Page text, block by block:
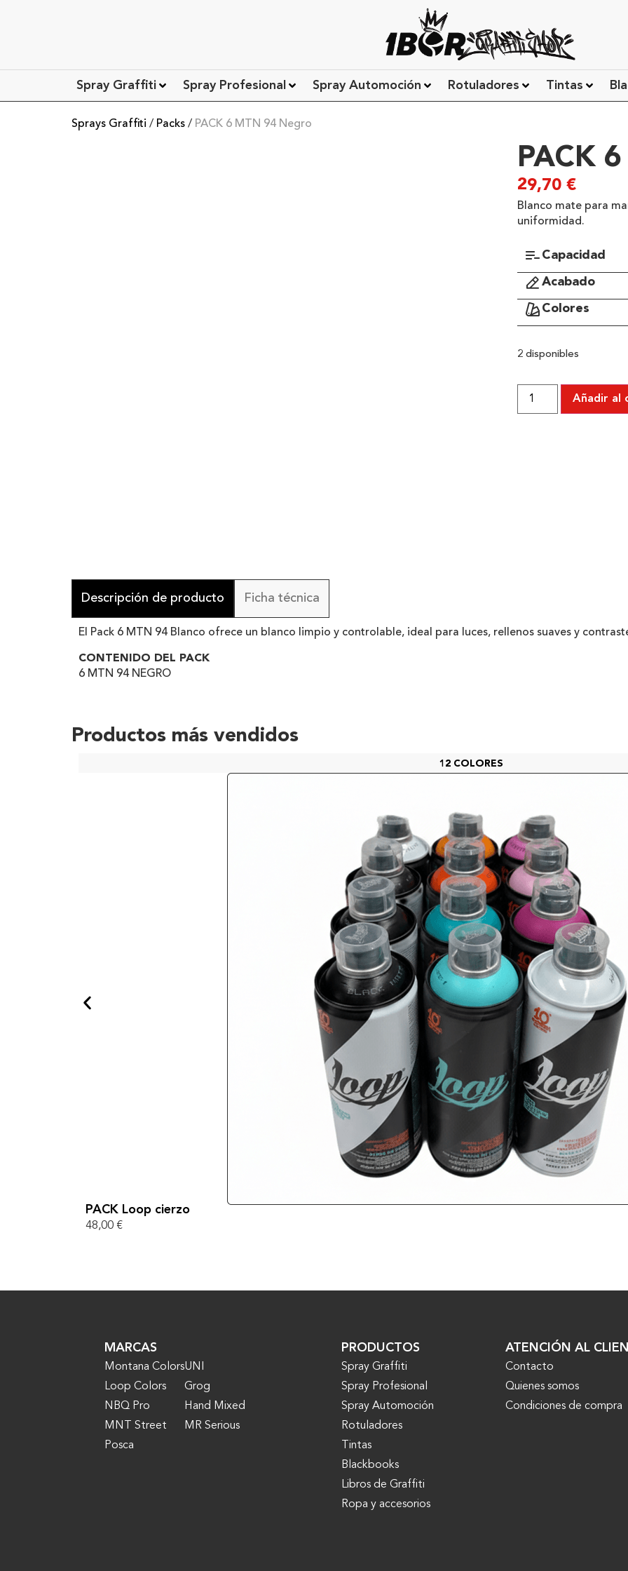
Spray Graffiti Spray Profesional Spray Automoción Rotuladores Tintas
Sprays Graffiti / Packs / PACK 6 MTN 94 Negro
PACK
29,70€
Blanco mate para
uniformidad.
Capacidad
Acabado
Colores
2 disponibles
Añadir al
Descripción de producto Ficha técnica
El Pack 6 MTN 94 Blanco ofrece un blanco limpio y controlable, ideal para luces, rellenos suaves y
CONTENIDO DEL PACK
6 MTN 94 NEGRO
Productos más vendidos
12 COLORES
VER MÁS
PACK Loop cierzo
48,00 €
MARCAS
Montana Colors
Loop Colors
NBQ Pro
MNT Street
Posca
UNI
Grog
Hand Mixed
MR Serious
PRODUCTOS
Spray Graffiti
Spray Profesional
Spray Automoción
Rotuladores
Tintas
Blackbooks
Libros de Graffiti
Ropa y accesorios
ATENCIÓN AL
Contacto
Quienes somos
Condiciones de compra